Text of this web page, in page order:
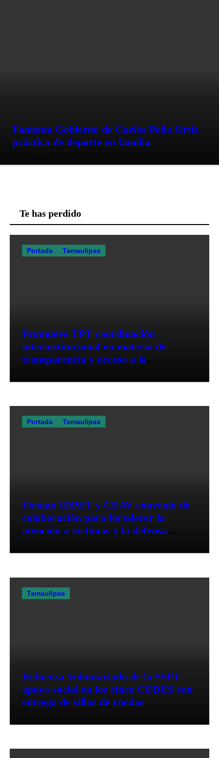
Fomenta Gobierno de Carlos Peña Ortiz
práctica de deporte en familia
Te has perdido
Portada Tamaulipas
Promueve TPT coordinación
interinstitucional en materia de
transparencia y acceso a la
Portada Tamaulipas
Firman IDPET y CEAV convenio de
colaboración para fortalecer la
atención a víctimas y la defensa
Tamaulipas
Refuerza Voluntariado de la SSPT
apoyo social en los cinco CEDES con
entrega de sillas de ruedas